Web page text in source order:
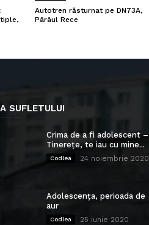
Autotren răsturnat pe DN73A,
Pârâul Rece
SUFLETULUI
Crima de a fi adolescent –
Tinerețe, te iau cu mine...
Codlea 24 noiembrie 2020
Adolescența, perioada de
aur
Codlea 25 iunie 2020